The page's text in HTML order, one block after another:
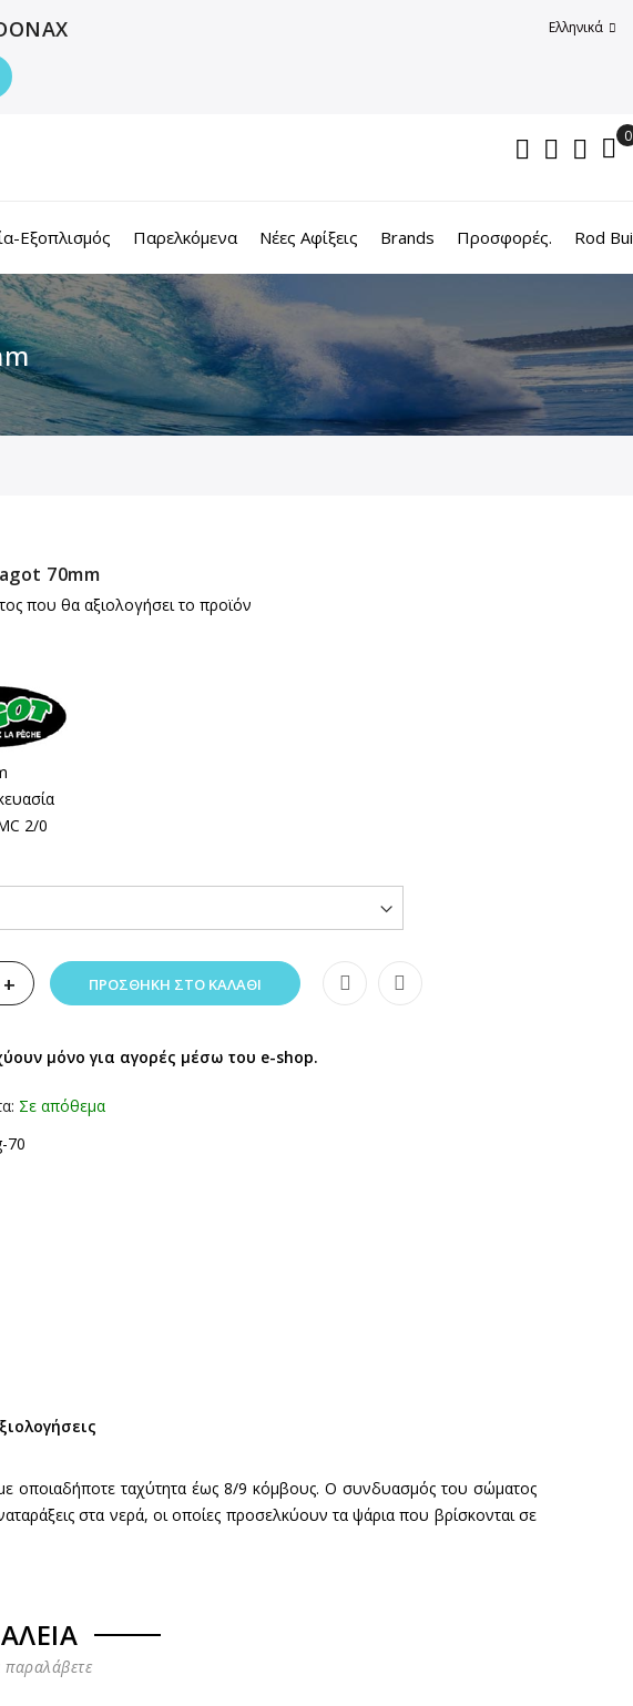
Ελληνικά
Εξοπλισμός Παρελκόμενα Νέες Αφίξεις Brands Προσφορές. Rod
70mm
που θα αξιολογήσει το προϊόν
2/0
+ ΠΡΟΣΘΉΚΗ ΣΤΟ ΚΑΛΆΘΙ
μόνο για αγορές μέσω του e-shop.
Σε απόθεμα
70
με οποιαδήποτε ταχύτητα έως 8/9 κόμβους. Ο συνδυασμός του σώματος
στα νερά, οι οποίες προσελκύουν τα ψάρια που βρίσκονται σε
παραλάβετε